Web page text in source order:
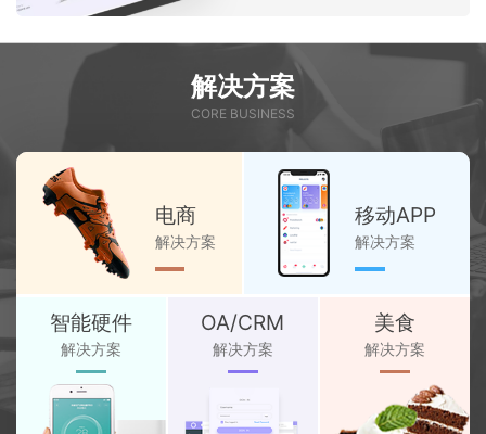
解决方案
CORE BUSINESS
电商
解决方案
移动APP
解决方案
智能硬件
解决方案
OA/CRM
解决方案
美食
解决方案